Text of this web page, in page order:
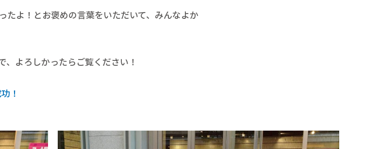
たよ！とお褒めの言葉をいただいて、みんなよか
、よろしかったらご覧ください！
！